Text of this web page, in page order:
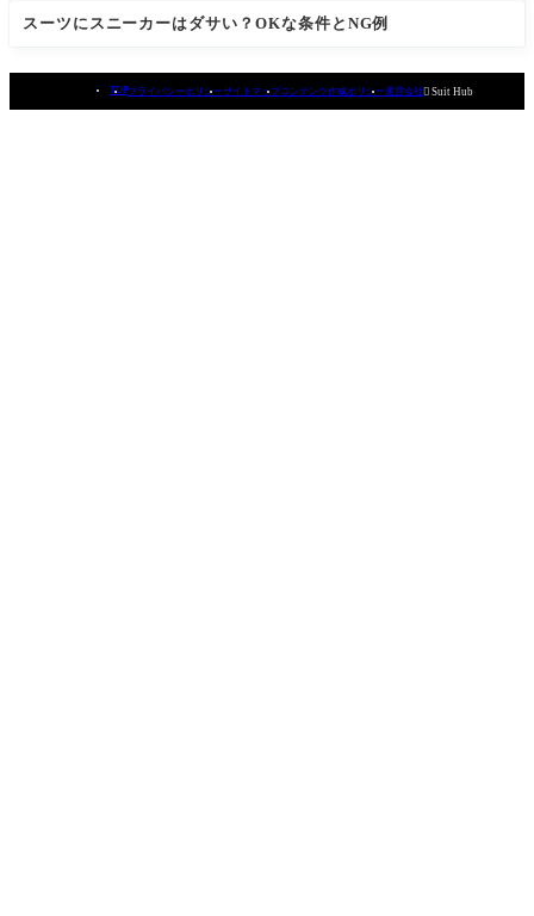
スーツにスニーカーはダサい？OKな条件とNG例
TOPプライバシーポリシーサイトマップコンテンツ作成ポリシー運営会社 Suit Hub